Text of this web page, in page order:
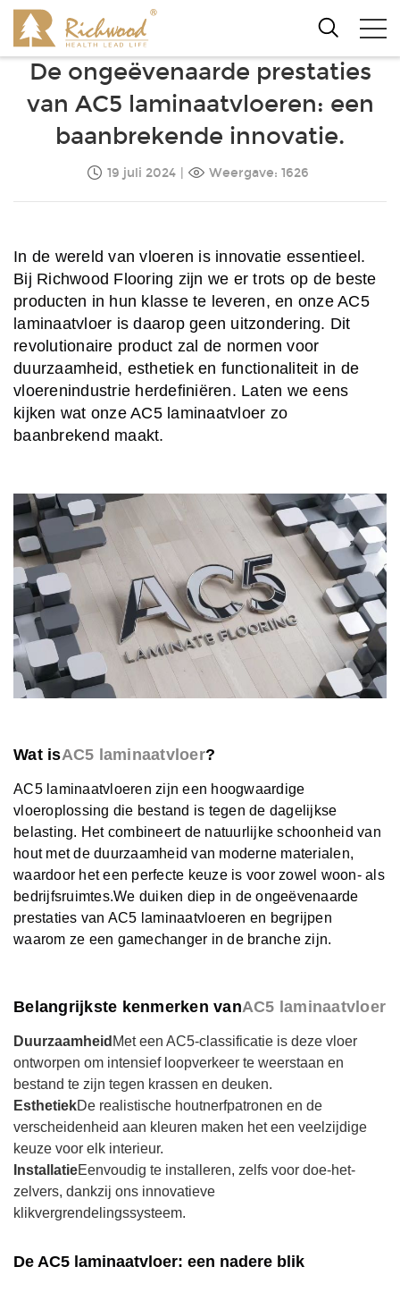
De ongeëvenaarde prestaties
van AC5 laminaatvloeren: een
baanbrekende innovatie.
19 juli 2024 Weergave: 1626
In de wereld van vloeren is innovatie essentieel.
Bij Richwood Flooring zijn we er trots op de beste
producten in hun klasse te leveren, en onze AC5
laminaatvloer is daarop geen uitzondering. Dit
revolutionaire product zal de normen voor
duurzaamheid, esthetiek en functionaliteit in de
vloerenindustrie herdefiniëren. Laten we eens
kijken wat onze AC5 laminaatvloer zo
baanbrekend maakt.
Wat isAC5 laminaatvloer?
AC5 laminaatvloeren zijn een hoogwaardige
vloeroplossing die bestand is tegen de dagelijkse
belasting. Het combineert de natuurlijke schoonheid van
hout met de duurzaamheid van moderne materialen,
waardoor het een perfecte keuze is voor zowel woon- als
bedrijfsruimtes.We duiken diep in de ongeëvenaarde
prestaties van AC5 laminaatvloeren en begrijpen
waarom ze een gamechanger in de branche zijn.
Belangrijkste kenmerken vanAC5 laminaatvloer
Duurzaamheid Met een AC5-classificatie is deze vloer
ontworpen om intensief loopverkeer te weerstaan ​​en
bestand te zijn tegen krassen en deuken.
EsthetiekDe realistische houtnerfpatronen en de
verscheidenheid aan kleuren maken het een veelzijdige
keuze voor elk interieur.
InstallatieEenvoudig te installeren, zelfs voor doe-het-
zelvers, dankzij ons innovatieve
klikvergrendelingssysteem.
De AC5 laminaatvloer: een nadere blik